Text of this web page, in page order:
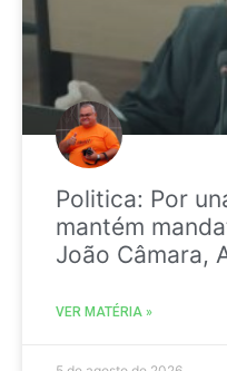
Politica: Por
mantém
João Câmara,
VER MATÉRIA »